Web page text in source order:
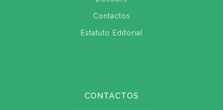
Contactos
Estatuto Editorial
CONTACTOS